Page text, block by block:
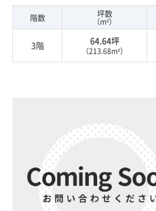
階数 坪数
（m²）
3階 64.64坪
（213.68m²）